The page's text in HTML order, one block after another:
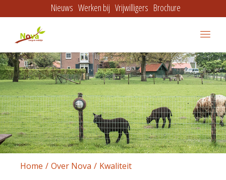
Nieuws Werken bij Vrijwilligers Brochure
Home Over Nova Kwaliteit